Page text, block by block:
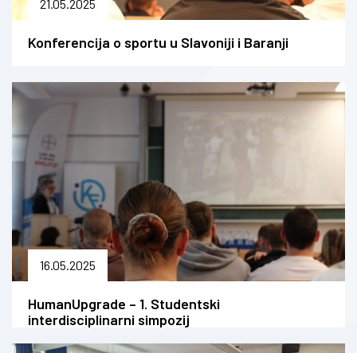
21.05.2025
Konferencija o sportu u Slavoniji i Baranji
16.05.2025
HumanUpgrade – 1. Studentski
interdisciplinarni simpozij